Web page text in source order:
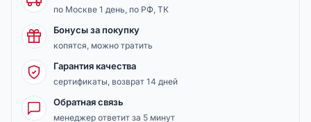
по Москве 1 день, по РФ, ТК
Бонусы за покупку
копятся, можно тратить
Гарантия качества
сертификаты, возврат 14 дней
Обратная связь
менеджер ответит за 5 минут